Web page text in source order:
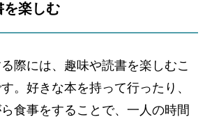
を楽しむ
際には、趣味や読書を楽しむこ
。好きな本を持って行ったり、
食事をすることで、一人の時間